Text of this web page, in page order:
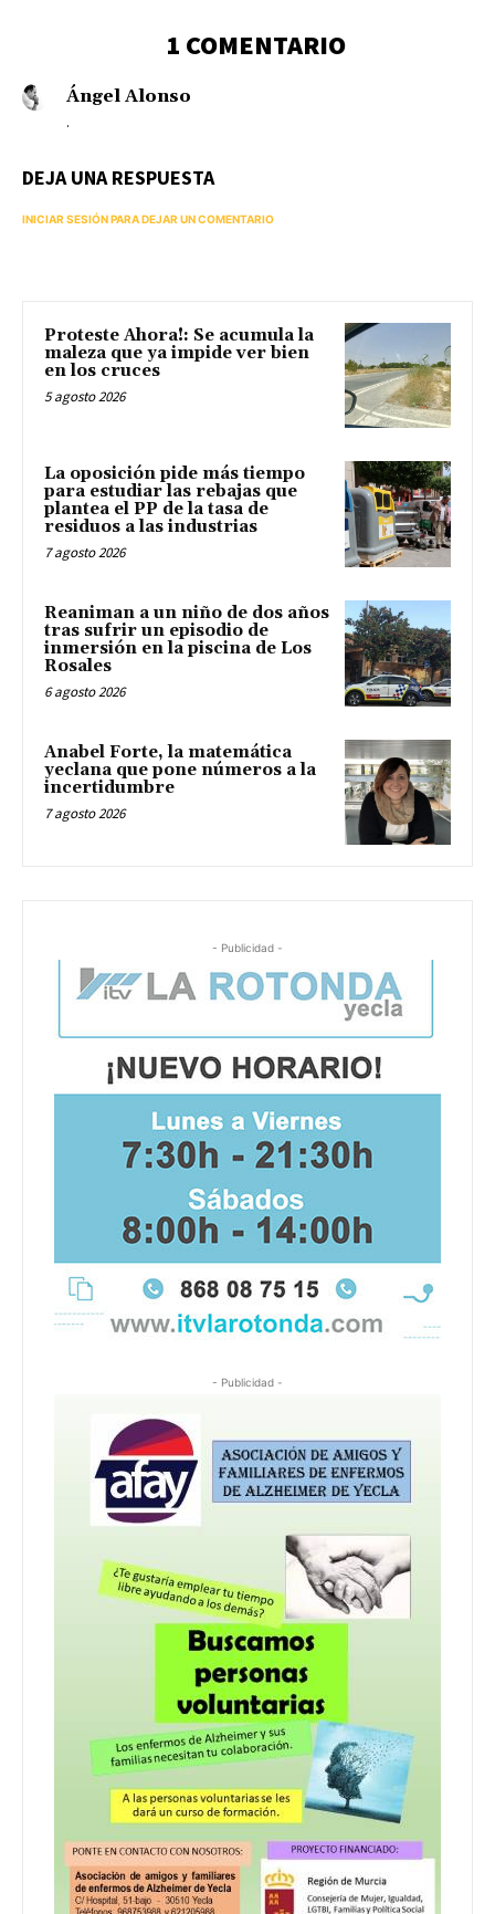
1 COMENTARIO
Ángel Alonso
.
DEJA UNA RESPUESTA
INICIAR SESIÓN PARA DEJAR UN COMENTARIO
Proteste Ahora!: Se acumula la
maleza que ya impide ver bien
en los cruces
5 agosto 2026
La oposición pide más tiempo
para estudiar las rebajas que
plantea el PP de la tasa de
residuos a las industrias
7 agosto 2026
Reaniman a un niño de dos años
tras sufrir un episodio de
inmersión en la piscina de Los
Rosales
6 agosto 2026
Anabel Forte, la matemática
yeclana que pone números a la
incertidumbre
7 agosto 2026
- Publicidad -
- Publicidad -